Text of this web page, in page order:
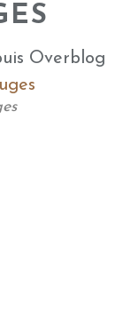
Overblog